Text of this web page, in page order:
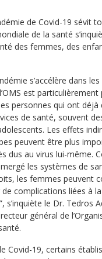
de Covid-19 sévit
de la santé
des femmes, des
s’accélère dans
est
personnes qui ont déjà
de santé, souvent
Les effets
peuvent être plus
dus au virus lui-même.
les systèmes de
les femmes peuvent
complications liées à
s’inquiète le Dr. Tedros
général de
Covid-19, certains